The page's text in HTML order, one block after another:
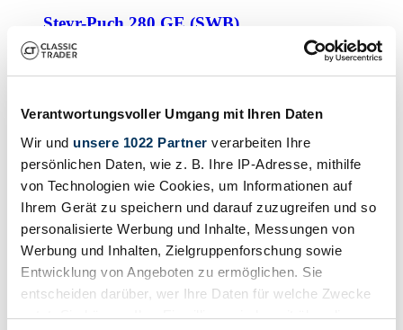
Verantwortungsvoller Umgang mit Ihren Daten
Wir und unsere 1022 Partner verarbeiten Ihre
persönlichen Daten, wie z. B. Ihre IP-Adresse, mithilfe
von Technologien wie Cookies, um Informationen auf
Ihrem Gerät zu speichern und darauf zuzugreifen und so
personalisierte Werbung und Inhalte, Messungen von
Werbung und Inhalten, Zielgruppenforschung sowie
Entwicklung von Angeboten zu ermöglichen. Sie
entscheiden darüber, wer Ihre Daten für welche Zwecke
nutzt. Sie können Ihre Einwilligung jederzeit über die
Steyr-Puch 280 GE (SWB)
Raro PUCH 280 GE restaurado con Matching Numbers,
pasaporte FIVA y amplia documentación
56.000 € - 60.000 €
Cargando…
Comienza en24 días, 05:39:24